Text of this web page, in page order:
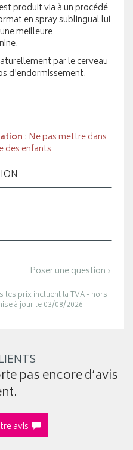
produit via à un procédé
en spray sublingual lui
meilleure
par le cerveau
d'endormissement.
: Ne pas mettre dans
des enfants
Poser une question ›
les prix incluent la TVA - hors
à jour le 03/08/2026
pas encore d’avis
avis